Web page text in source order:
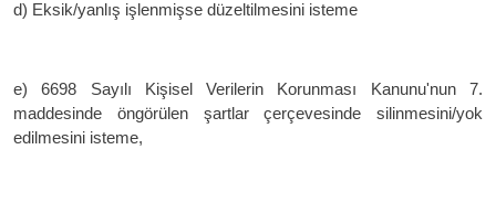
d) Eksik/yanlış işlenmişse düzeltilmesini isteme
e) 6698 Sayılı Kişisel Verilerin Korunması Kanunu'nun 7.
maddesinde öngörülen şartlar çerçevesinde silinmesini/yok
edilmesini isteme,